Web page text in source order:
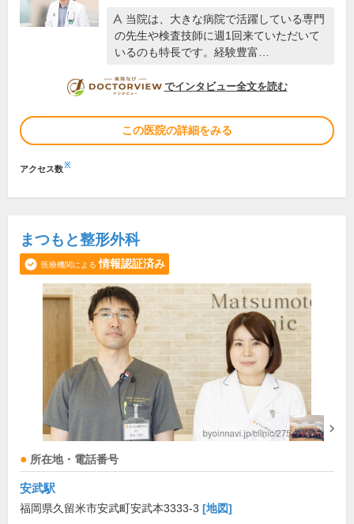
当院は、大きな病院で活躍している専門
の先生や検査技師に週1回来ていただいて
いるのも特長です。経験豊富…
DOCTORVIEW
でインタビュー全文を読む
この医院の詳細をみる
アクセス数※
まつもと整形外科
医療機関による 情報認証済み
所在地・電話番号
安武駅
福岡県久留米市安武町安武本3333-3 [地図]